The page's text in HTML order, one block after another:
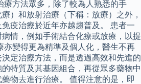
療方法眾多，除了較為人熟悉的手
）和放射治療（下稱：放療）之外，
疫治療於近年亦越趨普及。 患者一
情，例如手術結合化療或放療，以提
亦變得更為精準及個人化，醫生不再
定治療方法，而是透過高效和先進的
特質及其基因組合，再從眾多藥物中
物去進行治療。 值得注意的是，即